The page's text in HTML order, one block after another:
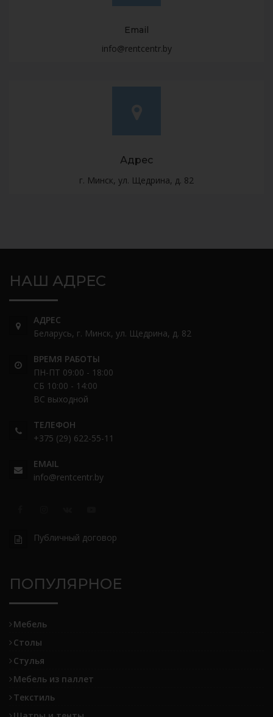
Email
info@rentcentr.by
Адрес
г. Минск, ул. Щедрина, д. 82
НАШ АДРЕС
АДРЕС
Беларусь, г. Минск, ул. Щедрина, д. 82
ВРЕМЯ РАБОТЫ
ПН-ПТ 09:00 - 18:00
СБ 10:00 - 14:00
ВС выходной
ТЕЛЕФОН
+375 (29) 622-55-11
EMAIL
info@rentcentr.by
Публичный договор
ПОПУЛЯРНОЕ
Мебель
Столы
Стулья
Мебель из паллет
Текстиль